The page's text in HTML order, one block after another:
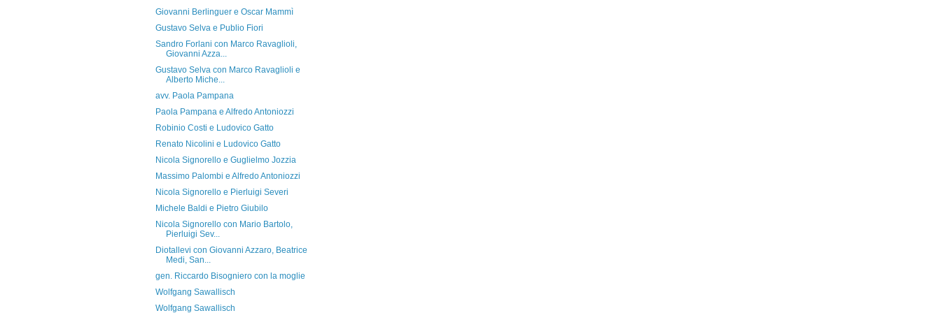
Giovanni Berlinguer e Oscar Mammì
Gustavo Selva e Publio Fiori
Sandro Forlani con Marco Ravaglioli,
Giovanni Azza...
Gustavo Selva con Marco Ravaglioli e
Alberto Miche...
avv. Paola Pampana
Paola Pampana e Alfredo Antoniozzi
Robinio Costi e Ludovico Gatto
Renato Nicolini e Ludovico Gatto
Nicola Signorello e Guglielmo Jozzia
Massimo Palombi e Alfredo Antoniozzi
Nicola Signorello e Pierluigi Severi
Michele Baldi e Pietro Giubilo
Nicola Signorello con Mario Bartolo,
Pierluigi Sev...
Diotallevi con Giovanni Azzaro, Beatrice
Medi, San...
gen. Riccardo Bisogniero con la moglie
Wolfgang Sawallisch
Wolfgang Sawallisch